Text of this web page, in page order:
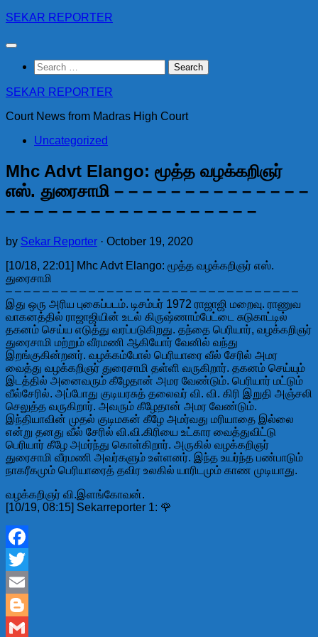
Skip
content
SEKAR REPORTER
Search
for:
SEKAR REPORTER
Court News from Madras High Court
Uncategorized
Mhc Advt Elango: மூத்த வழக்கறிஞர்
எஸ். துரைசாமி – – – – – – – – – – – – – –
– – – – – – – – – – – – – – – – – –
by Sekar Reporter · October 19, 2020
[10/18, 22:01] Mhc Advt Elango: மூத்த வழக்கறிஞர் எஸ்.
துரைசாமி
– – – – – – – – – – – – – – – – – – – – – – – – – – – – – – – –
இது ஒரு அரிய புகைப்படம். டிசம்பர் 1972 ராஜாஜி மறைவு. ராணுவ
வாகனத்தில் ராஜாஜியின் உடல் கிருஷ்ணாம்பேட்டை சுடுகாட்டில்
தகனம் செய்ய எடுத்து வரப்படுகிறது. தந்தை பெரியார், வழக்கறிஞர்
துரைசாமி மற்றும் வீரமணி ஆகியோர் வேனில் வந்து
இறங்குகின்றனர். வழக்கம்போல் பெரியாரை வீல் சேரில் அமர
வைத்து வழக்கறிஞர் துரைசாமி தள்ளி வருகிறார். தகனம் செய்யும்
இடத்தில் அனைவரும் கீழேதான் அமர வேண்டும். பெரியார் மட்டும்
வீல்சேரில். அப்போது குடியரசுத் தலைவர் வி. வி. கிரி இறுதி அஞ்சலி
செலுத்த வருகிறார். அவரும் கீழேதான் அமர வேண்டும்.
இந்தியாவின் முதல் குடிமகன் கீழே அமர்வது மரியாதை இல்லை
என்று தனது வீல் சேரில் வி.வி.கிரியை உட்கார வைத்துவிட்டு
பெரியார் கீழே அமர்ந்து கொள்கிறார். அருகில் வழக்கறிஞர்
துரைசாமி வீரமணி அவர்களும் உள்ளனர். இந்த உயர்ந்த பண்பாடும்
நாகரீகமும் பெரியாரைத் தவிர உலகில் யாரிடமும் காண முடியாது.
வழக்கறிஞர் வி.இளங்கோவன்.
[10/19, 08:15] Sekarreporter 1: 🌹
Facebook
Twitter
Email
Blogger